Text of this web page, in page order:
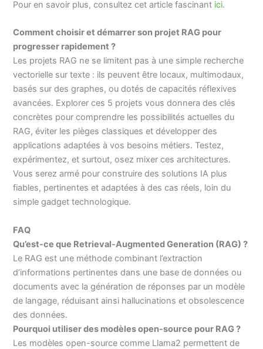
Pour en savoir plus, consultez cet article fascinant ici.
Comment choisir et démarrer son projet RAG pour
progresser rapidement ?
Les projets RAG ne se limitent pas à une simple recherche
vectorielle sur texte : ils peuvent être locaux, multimodaux,
basés sur des graphes, ou dotés de capacités réflexives
avancées. Explorer ces 5 projets vous donnera des clés
concrètes pour comprendre les possibilités actuelles du
RAG, éviter les pièges classiques et développer des
applications adaptées à vos besoins métiers. Testez,
expérimentez, et surtout, osez mixer ces architectures.
Vous serez armé pour construire des solutions IA plus
fiables, pertinentes et adaptées à des cas réels, loin du
simple gadget technologique.
FAQ
Qu’est-ce que Retrieval-Augmented Generation (RAG) ?
Le RAG est une méthode combinant l’extraction
d’informations pertinentes dans une base de données ou
documents avec la génération de réponses par un modèle
de langage, réduisant ainsi hallucinations et obsolescence
des données.
Pourquoi utiliser des modèles open-source pour RAG ?
Les modèles open-source comme Llama2 permettent de